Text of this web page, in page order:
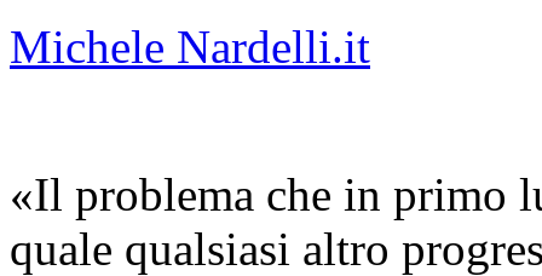
Michele Nardelli.it
«Il problema che in primo
quale qualsiasi altro